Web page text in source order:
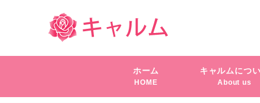
ホーム
HOME
キャルムにつ
About us